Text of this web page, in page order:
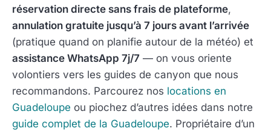
réservation directe sans frais de plateforme,
annulation gratuite jusqu’à 7 jours avant l’arrivée
(pratique quand on planifie autour de la météo) et
assistance WhatsApp 7j/7 — on vous oriente
volontiers vers les guides de canyon que nous
recommandons. Parcourez nos locations en
Guadeloupe ou piochez d’autres idées dans notre
guide complet de la Guadeloupe. Propriétaire d’un